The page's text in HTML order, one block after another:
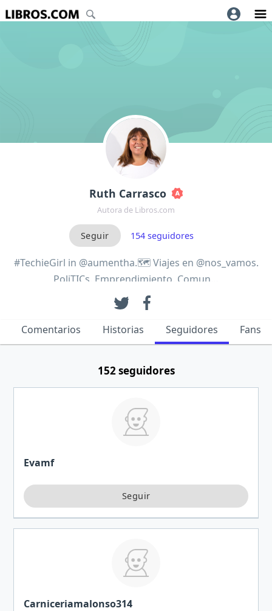
Ruth Carrasco
Autora de Libros.com
154seguidores
#TechieGirl in @aumentha.🗺 Viajes en @nos_vamos.
PoliTICs. Emprendimiento. Comun…
Comentarios Historias Seguidores Fans
152 seguidores
Evamf
Carniceriamalonso314